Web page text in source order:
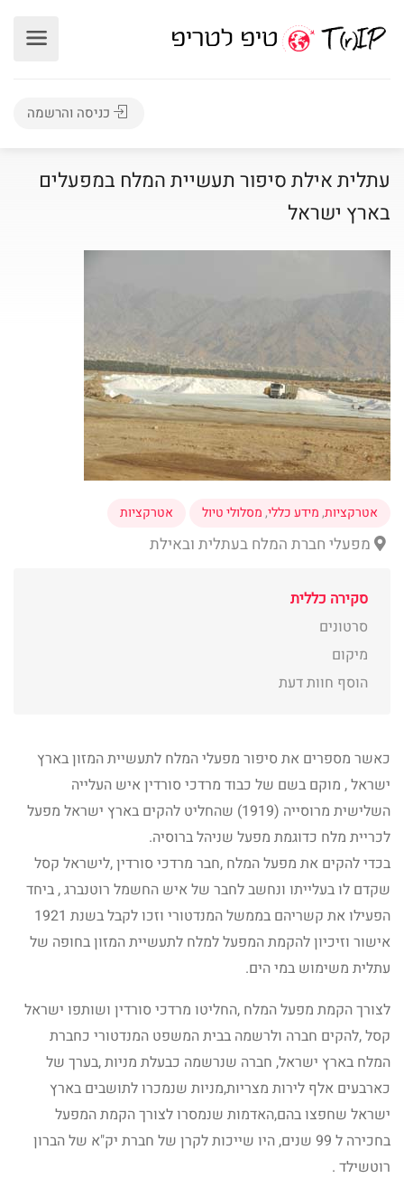
כניסה והרשמה
עתלית אילת סיפור תעשיית המלח במפעלים
בארץ ישראל
אטרקציות,מידע כללי,מסלולי טיול אטרקציות
מפעלי חברת המלח בעתלית ובאילת
סקירה כללית
סרטונים
מיקום
הוסף חוות דעת
כאשר מספרים את סיפור מפעלי המלח לתעשיית המזון בארץ
ישראל , מוקם בשם של כבוד מרדכי סורדין איש העלייה
השלישית מרוסייה (1919) שהחליט להקים בארץ ישראל מפעל
לכריית מלח כדוגמת מפעל שניהל ברוסיה.
בכדי להקים את מפעל המלח ,חבר מרדכי סורדין ,לישראל קסל
שקדם לו בעלייתו ונחשב לחבר של איש החשמל רוטנברג , ביחד
הפעילו את קשריהם בממשל המנדטורי וזכו לקבל בשנת 1921
אישור וזיכיון להקמת המפעל למלח לתעשיית המזון בחופה של
עתלית משימוש במי הים.
לצורך הקמת מפעל המלח ,החליטו מרדכי סורדין ושותפו ישראל
קסל ,להקים חברה ולרשמה בבית המשפט המנדטורי כחברת
המלח בארץ ישראל, חברה שנרשמה כבעלת מניות ,בערך של
כארבעים אלף לירות מצריות,מניות שנמכרו לתושבים בארץ
ישראל שחפצו בהם,האדמות שנמסרו לצורך הקמת המפעל
בחכירה ל 99 שנים, היו שייכות לקרן של חברת יק"א של הברון
רוטשילד .